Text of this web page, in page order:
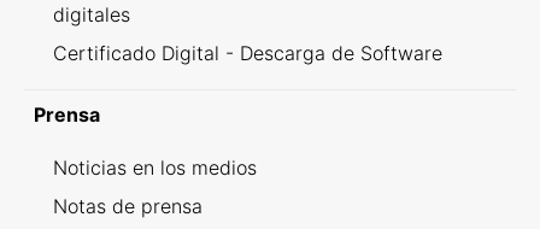
digitales
Certificado Digital - Descarga de Software
Prensa
Noticias en los medios
Notas de prensa